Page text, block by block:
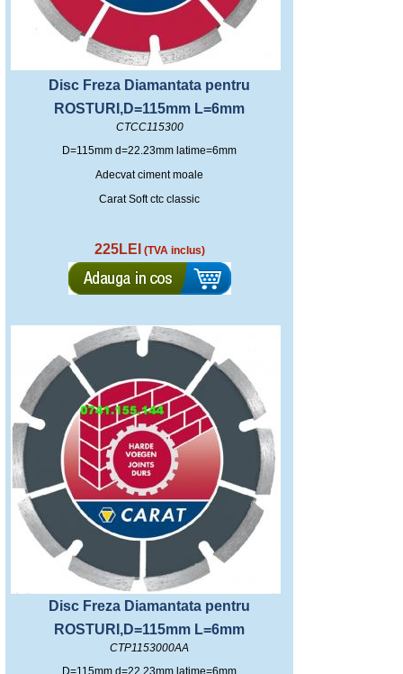
Disc Freza Diamantata pentru
ROSTURI,D=115mm L=6mm
CTCC115300
D=115mm d=22.23mm latime=6mm
Adecvat ciment moale
Carat Soft ctc classic
225LEI (TVA inclus)
Disc Freza Diamantata pentru
ROSTURI,D=115mm L=6mm
CTP1153000AA
D=115mm d=22.23mm latime=6mm